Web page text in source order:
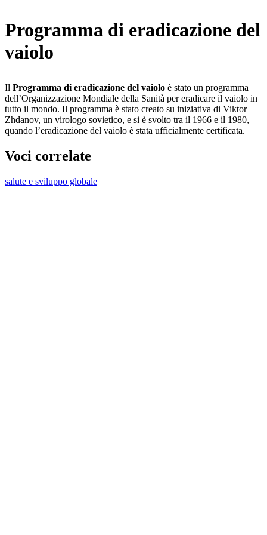
Programma di eradicazione del
vaiolo
Il Programma di eradicazione del vaiolo è stato un programma
dell’Organizzazione Mondiale della Sanità per eradicare il vaiolo in
tutto il mondo. Il programma è stato creato su iniziativa di Viktor
Zhdanov, un virologo sovietico, e si è svolto tra il 1966 e il 1980,
quando l’eradicazione del vaiolo è stata ufficialmente certificata.
Voci correlate
salute e sviluppo globale